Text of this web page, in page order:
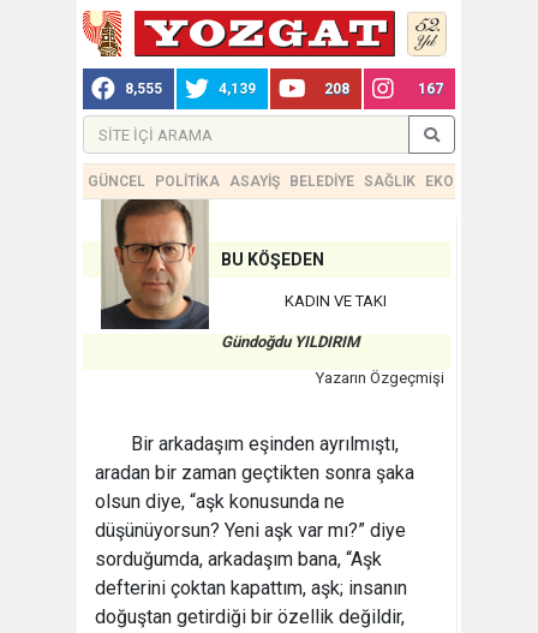
8,555 4,139 208 167
GÜNCEL POLİTİKA ASAYİŞ BELEDİYE SAĞLIK EKONOMİ
BU KÖŞEDEN
KADIN VE TAKI
Gündoğdu YILDIRIM
Yazarın Özgeçmişi
Bir arkadaşım eşinden ayrılmıştı,
aradan bir zaman geçtikten sonra şaka
olsun diye, “aşk konusunda ne
düşünüyorsun? Yeni aşk var mı?” diye
sorduğumda, arkadaşım bana, “Aşk
defterini çoktan kapattım, aşk; insanın
doğuştan getirdiği bir özellik değildir,